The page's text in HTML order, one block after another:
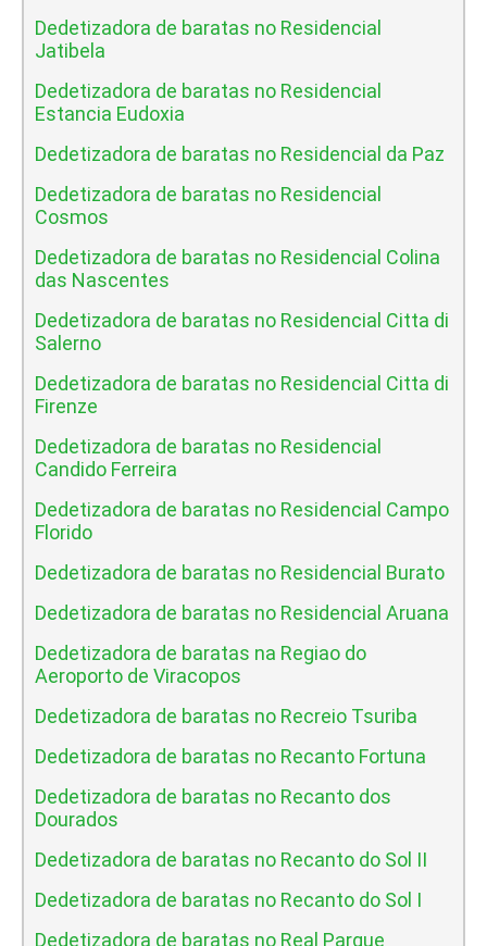
Dedetizadora de baratas no Residencial
Jatibela
Dedetizadora de baratas no Residencial
Estancia Eudoxia
Dedetizadora de baratas no Residencial da Paz
Dedetizadora de baratas no Residencial
Cosmos
Dedetizadora de baratas no Residencial Colina
das Nascentes
Dedetizadora de baratas no Residencial Citta di
Salerno
Dedetizadora de baratas no Residencial Citta di
Firenze
Dedetizadora de baratas no Residencial
Candido Ferreira
Dedetizadora de baratas no Residencial Campo
Florido
Dedetizadora de baratas no Residencial Burato
Dedetizadora de baratas no Residencial Aruana
Dedetizadora de baratas na Regiao do
Aeroporto de Viracopos
Dedetizadora de baratas no Recreio Tsuriba
Dedetizadora de baratas no Recanto Fortuna
Dedetizadora de baratas no Recanto dos
Dourados
Dedetizadora de baratas no Recanto do Sol II
Dedetizadora de baratas no Recanto do Sol I
Dedetizadora de baratas no Real Parque